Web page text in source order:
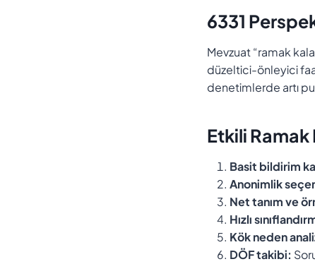
6331
Mevzuat “ramak
düzeltici-önleyici
denetimlerde artı
Etkili Ramak
Basit bildirim
Anonimlik
Net tanım ve
Hızlı
Kök neden
DÖF takibi: